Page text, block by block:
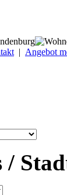
| Angebot